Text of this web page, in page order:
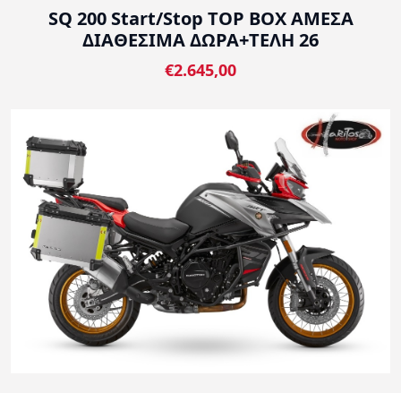
SQ 200 Start/Stop TOP BOX ΑΜΕΣΑ
ΔΙΑΘΕΣΙΜΑ ΔΩΡΑ+ΤΕΛΗ 26
€2.645,00